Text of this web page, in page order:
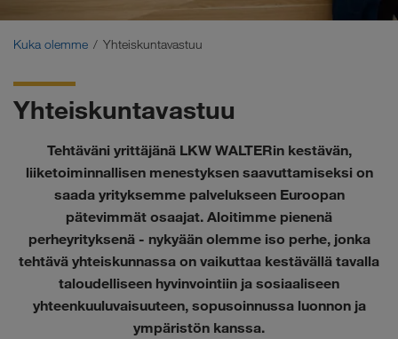
Compliance
WALTER GROUP
Kuka olemme Yhteiskuntavastuu
Yhteiskuntavastuu
Tehtäväni yrittäjänä LKW WALTERin kestävän,
liiketoiminnallisen menestyksen saavuttamiseksi on
saada yrityksemme palvelukseen Euroopan
pätevimmät osaajat. Aloitimme pienenä
perheyrityksenä - nykyään olemme iso perhe, jonka
tehtävä yhteiskunnassa on vaikuttaa kestävällä tavalla
taloudelliseen hyvinvointiin ja sosiaaliseen
yhteenkuuluvaisuuteen, sopusoinnussa luonnon ja
ympäristön kanssa.